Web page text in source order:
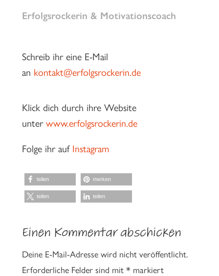
Erfolgsrockerin & Motivationscoach
Schreib ihr eine E-Mail
an kontakt@erfolgsrockerin.de
Klick dich durch ihre Website
unterwww.erfolgsrockerin.de
Folge ihr auf Instagram
teilen merken
teilen teilen
Einen Kommentar abschicken
Deine E-Mail-Adresse wird nicht veröffentlicht.
Erforderliche Felder sind mit *markiert